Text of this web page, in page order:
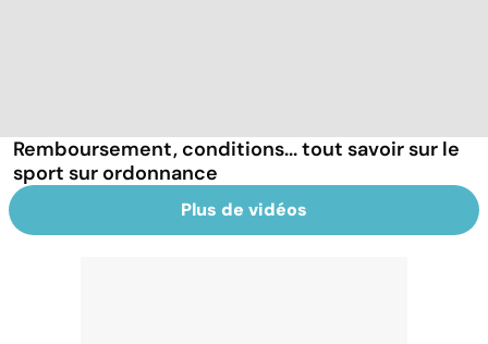
Remboursement, conditions... tout savoir sur le
sport sur ordonnance
Plus de vidéos